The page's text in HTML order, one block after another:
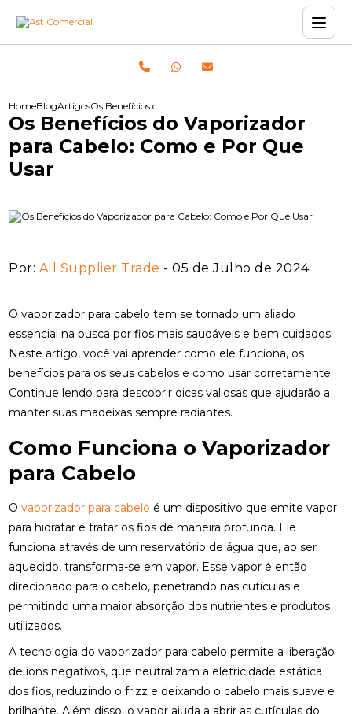
HomeBlogArtigosOs Benefícios do Vaporizador para Cabelo: Como e Por
Os Benefícios do Vaporizador
para Cabelo: Como e Por Que
Usar
Por: All Supplier Trade - 05 de Julho de 2024
O vaporizador para cabelo tem se tornado um aliado
essencial na busca por fios mais saudáveis e bem cuidados.
Neste artigo, você vai aprender como ele funciona, os
benefícios para os seus cabelos e como usar corretamente.
Continue lendo para descobrir dicas valiosas que ajudarão a
manter suas madeixas sempre radiantes.
Como Funciona o Vaporizador
para Cabelo
Ovaporizador para cabelo é um dispositivo que emite vapor
para hidratar e tratar os fios de maneira profunda. Ele
funciona através de um reservatório de água que, ao ser
aquecido, transforma-se em vapor. Esse vapor é então
direcionado para o cabelo, penetrando nas cutículas e
permitindo uma maior absorção dos nutrientes e produtos
utilizados.
A tecnologia do vaporizador para cabelo permite a liberação
de íons negativos, que neutralizam a eletricidade estática
dos fios, reduzindo o frizz e deixando o cabelo mais suave e
brilhante. Além disso, o vapor ajuda a abrir as cutículas do